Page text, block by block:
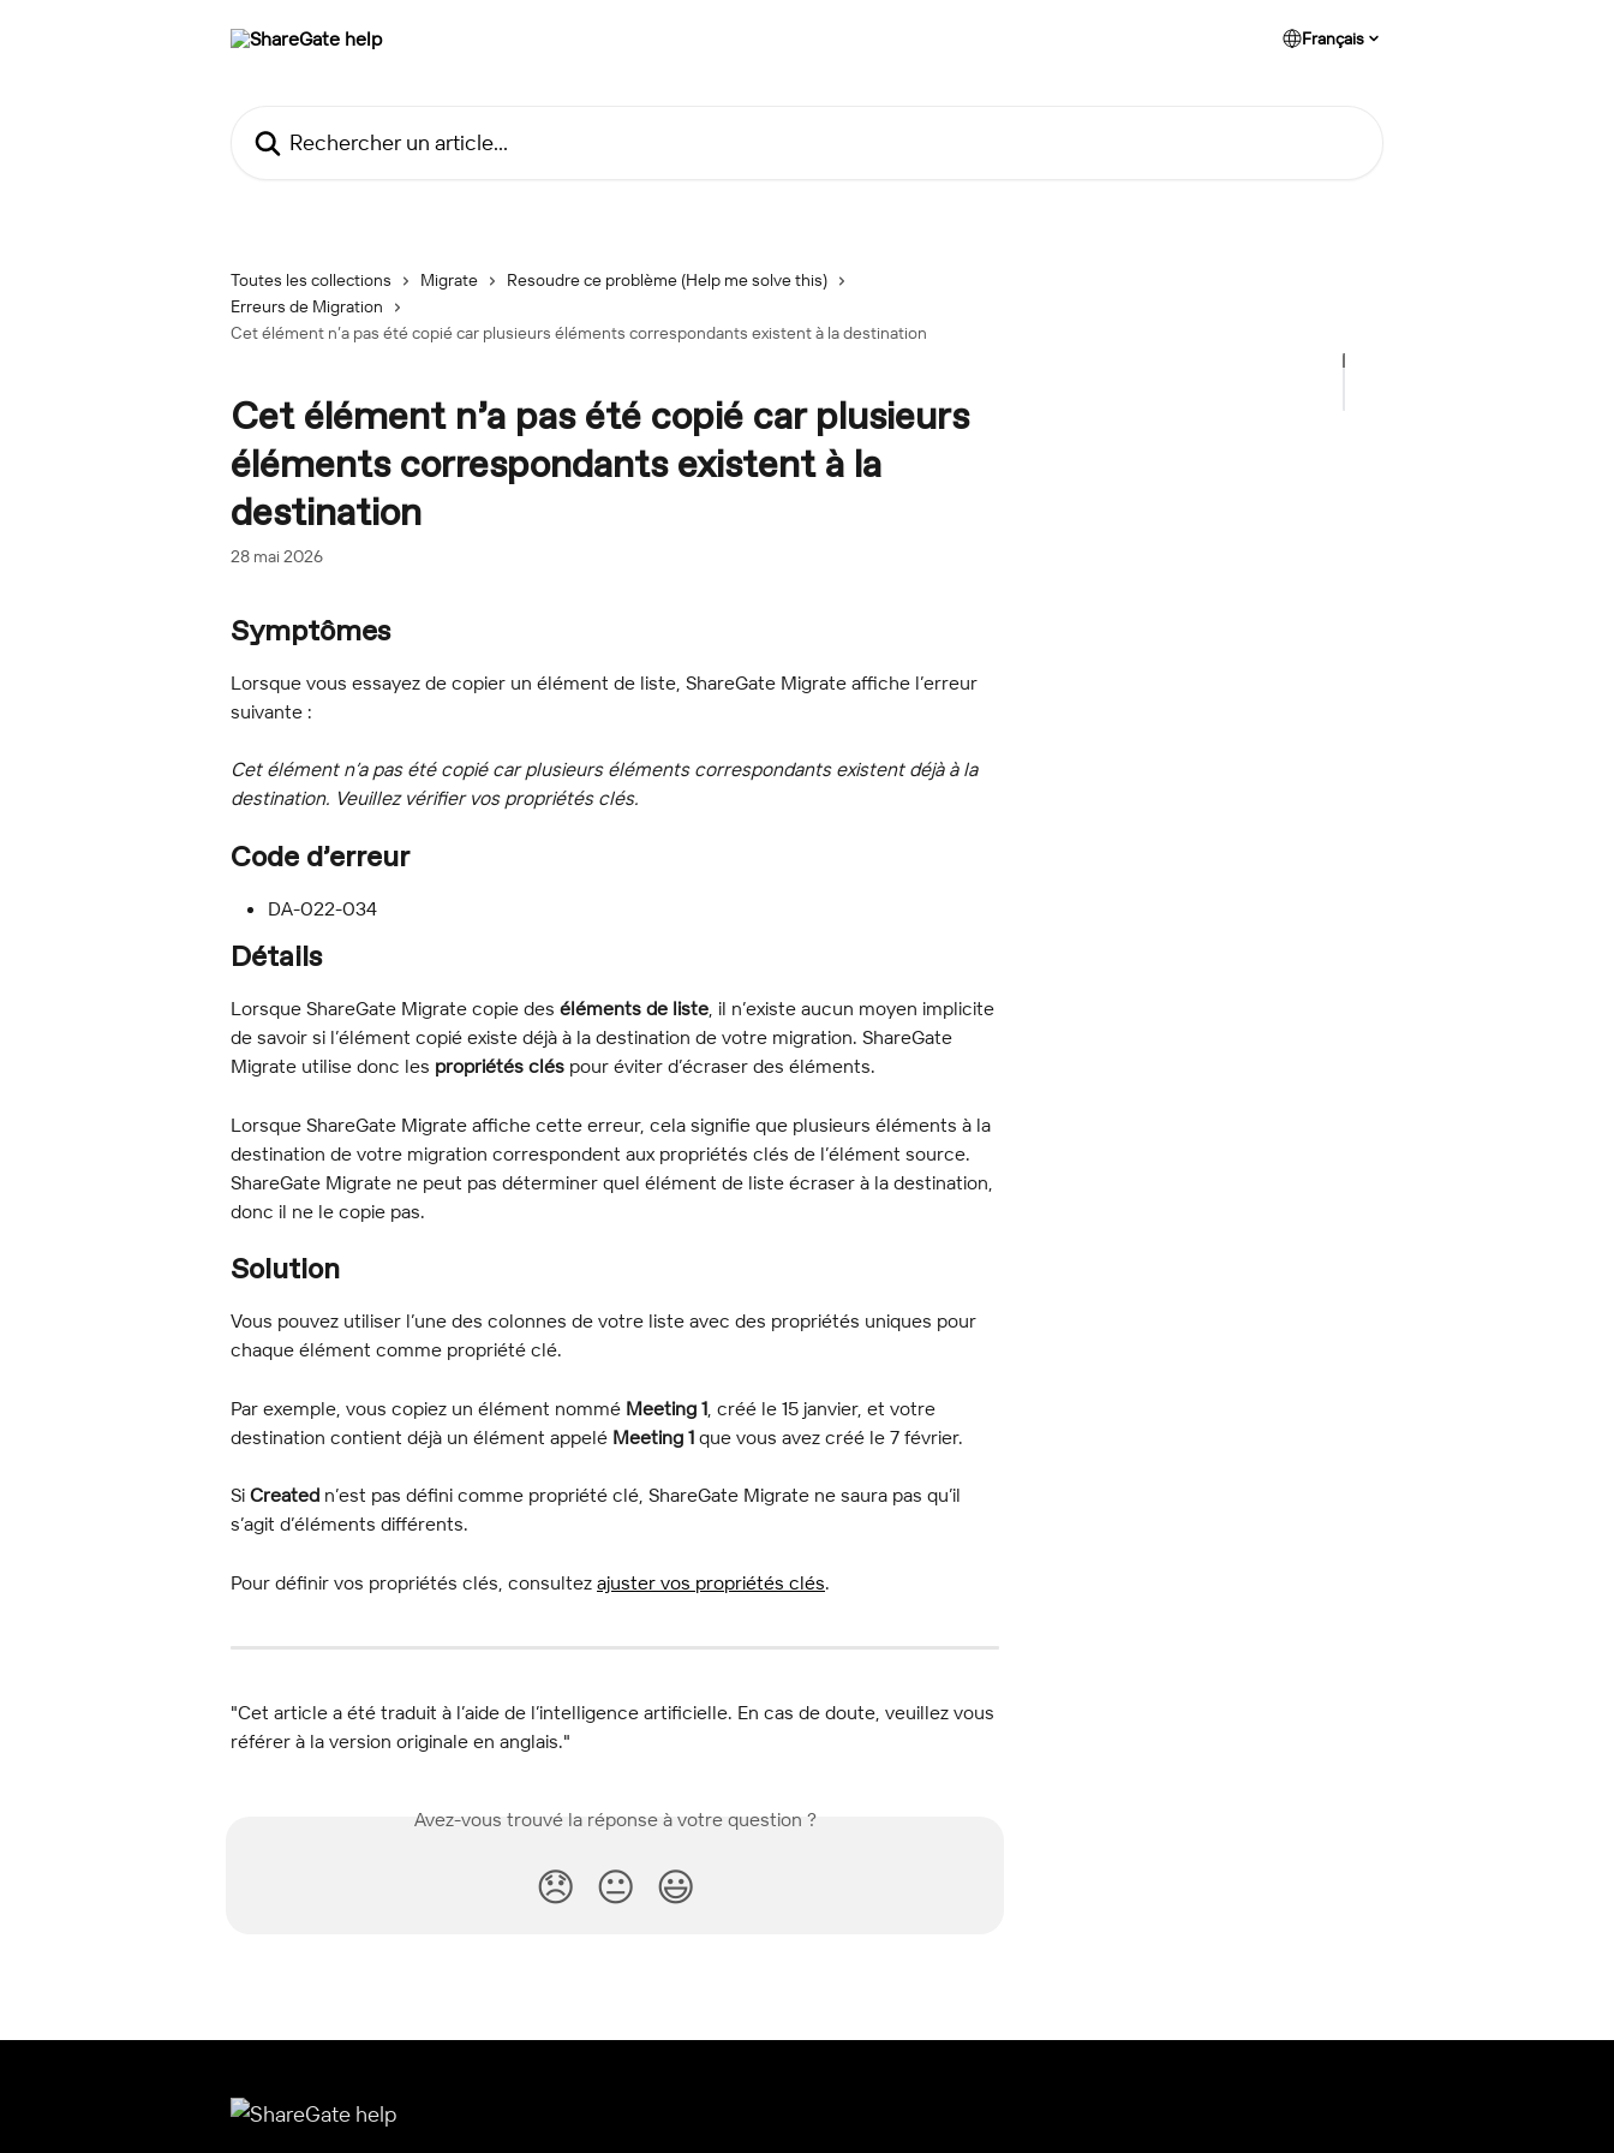
Français
Toutes les collections Migrate
Resoudre ce problème (Help me solve this)
Erreurs de Migration
Cet élément n’a pas été copié car plusieurs éléments correspondants existent à la destination
Cet élément n’a pas été copié car plusieurs
éléments correspondants existent à la
destination
28 mai 2026
Symptômes
Lorsque vous essayez de copier un élément de liste, ShareGate Migrate affiche l’erreur
suivante :
Cet élément n’a pas été copié car plusieurs éléments correspondants existent déjà à la
destination. Veuillez vérifier vos propriétés clés.
Code d’erreur
DA-022-034
Détails
Lorsque ShareGate Migrate copie des éléments de liste, il n’existe aucun moyen implicite
de savoir si l’élément copié existe déjà à la destination de votre migration. ShareGate
Migrate utilise donc les propriétés clés pour éviter d’écraser des éléments.
Lorsque ShareGate Migrate affiche cette erreur, cela signifie que plusieurs éléments à la
destination de votre migration correspondent aux propriétés clés de l’élément source.
ShareGate Migrate ne peut pas déterminer quel élément de liste écraser à la destination,
donc il ne le copie pas.
Solution
Vous pouvez utiliser l’une des colonnes de votre liste avec des propriétés uniques pour
chaque élément comme propriété clé.
Par exemple, vous copiez un élément nommé Meeting 1 , créé le 15 janvier, et votre
destination contient déjà un élément appelé Meeting 1 que vous avez créé le 7 février.
Si Created n’est pas défini comme propriété clé, ShareGate Migrate ne saura pas qu’il
s’agit d’éléments différents.
Pour définir vos propriétés clés, consultez ajuster vos propriétés clés.
"Cet article a été traduit à l’aide de l’intelligence artificielle. En cas de doute, veuillez vous
référer à la version originale en anglais."
Avez-vous trouvé la réponse à votre question ?
😞 😐 😃